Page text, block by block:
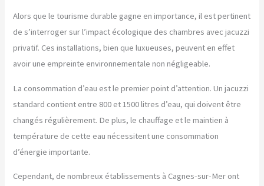
Alors que le tourisme durable gagne en importance, il est pertinent
de s’interroger sur l’impact écologique des chambres avec jacuzzi
privatif. Ces installations, bien que luxueuses, peuvent en effet
avoir une empreinte environnementale non négligeable.
La consommation d’eau est le premier point d’attention. Un jacuzzi
standard contient entre 800 et 1500 litres d’eau, qui doivent être
changés régulièrement. De plus, le chauffage et le maintien à
température de cette eau nécessitent une consommation
d’énergie importante.
Cependant, de nombreux établissements à Cagnes-sur-Mer ont